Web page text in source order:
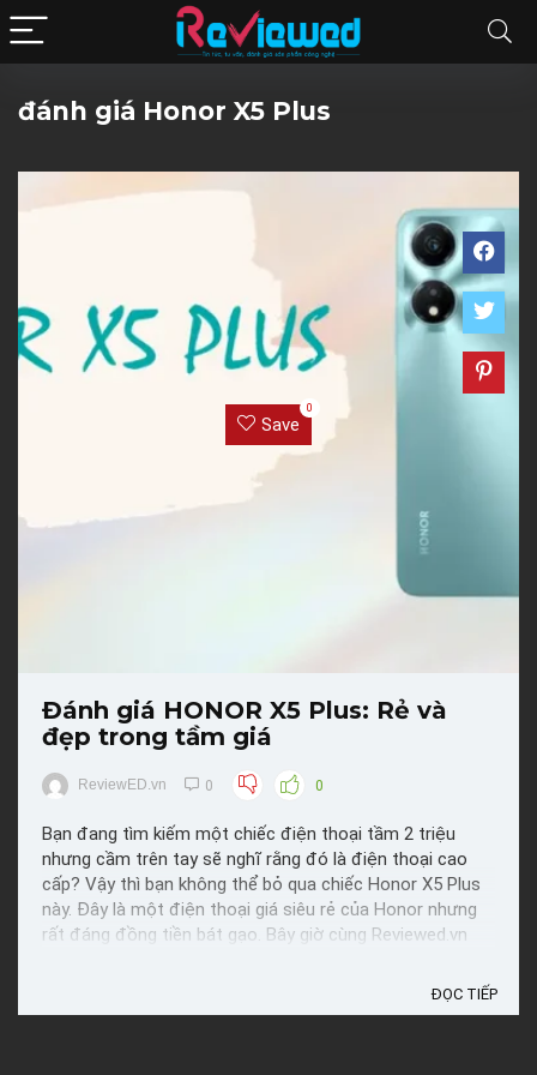
đánh giá Honor X5 Plus
Save
0
Đánh giá HONOR X5 Plus: Rẻ và
đẹp trong tầm giá
ReviewED.vn 0 0
Bạn đang tìm kiếm một chiếc điện thoại tầm 2 triệu
nhưng cầm trên tay sẽ nghĩ rằng đó là điện thoại cao
cấp? Vậy thì bạn không thể bỏ qua chiếc Honor X5 Plus
này. Đây là một điện thoại giá siêu rẻ của Honor nhưng
rất đáng đồng tiền bát gạo. Bây giờ cùng Reviewed.vn
ĐỌC TIẾP